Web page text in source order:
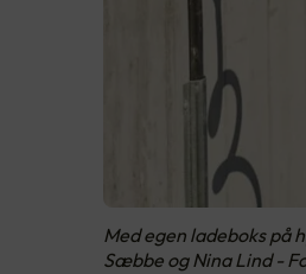
Med egen ladeboks på
Sæbbe og Nina Lind -